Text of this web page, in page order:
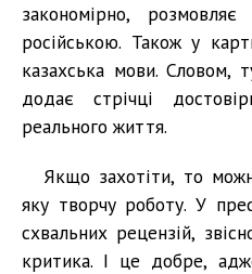
закономірно,
російською. Також у
казахська мови. Словом,
додає стрічці
реального життя.
Якщо захотіти, то
яку творчу роботу. У
схвальних рецензій,
критика. І це добре,